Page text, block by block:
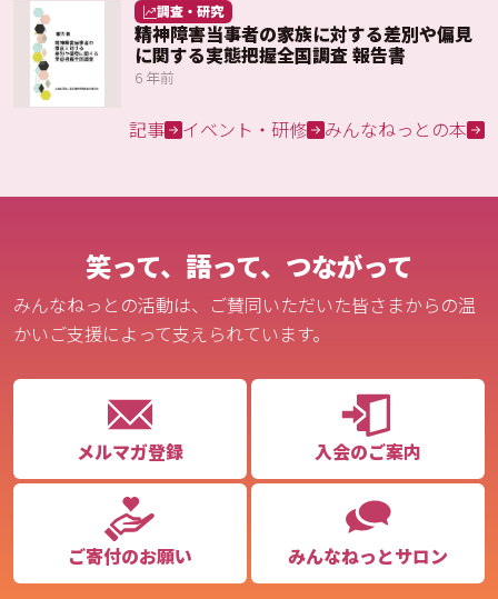
調査・研究
精神障害当事者の家族に対する差別や偏見
に関する実態把握全国調査 報告書
6 年前
記事 イベント・研修 みんなねっとの本
笑って、語って、つながって
みんなねっとの活動は、ご賛同いただいた皆さまからの温
かいご支援によって支えられています。
メルマガ登録 入会のご案内
ご寄付のお願い みんなねっとサロン